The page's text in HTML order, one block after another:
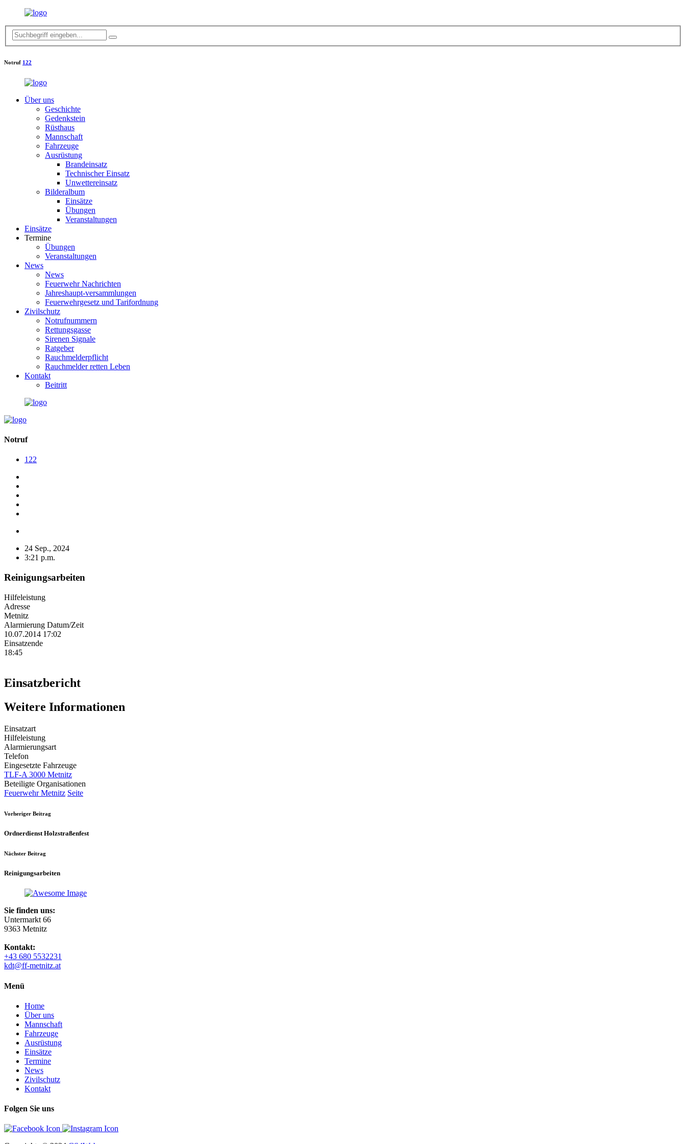
Notruf 122
Über uns
Geschichte
Gedenkstein
Rüsthaus
Mannschaft
Fahrzeuge
Ausrüstung
Brandeinsatz
Technischer Einsatz
Unwettereinsatz
Bilderalbum
Einsätze
Übungen
Veranstaltungen
Einsätze
Termine
Übungen
Veranstaltungen
News
News
Feuerwehr Nachrichten
Jahreshaupt-versammlungen
Feuerwehrgesetz und Tarifordnung
Zivilschutz
Notrufnummern
Rettungsgasse
Sirenen Signale
Ratgeber
Rauchmelderpflicht
Rauchmelder retten Leben
Kontakt
Beitritt
Notruf
122
24 Sep., 2024
3:21 p.m.
Reinigungsarbeiten
Hilfeleistung
Adresse
Metnitz
Alarmierung Datum/Zeit
10.07.2014 17:02
Einsatzende
18:45
Einsatzbericht
Weitere Informationen
Einsatzart
Hilfeleistung
Alarmierungsart
Telefon
Eingesetzte Fahrzeuge
TLF-A 3000 Metnitz
Beteiligte Organisationen
Feuerwehr Metnitz Seite
Vorheriger Beitrag
Ordnerdienst Holzstraßenfest
Nächster Beitrag
Reinigungsarbeiten
Sie finden uns:
Untermarkt 66
9363 Metnitz
Kontakt:
+43 680 5532231
kdt@ff-metnitz.at
Menü
Home
Über uns
Mannschaft
Fahrzeuge
Ausrüstung
Einsätze
Termine
News
Zivilschutz
Kontakt
Folgen Sie uns